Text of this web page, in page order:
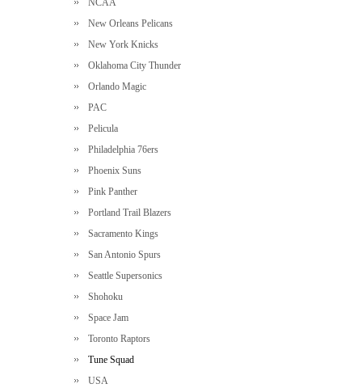
NCAA
New Orleans Pelicans
New York Knicks
Oklahoma City Thunder
Orlando Magic
PAC
Pelicula
Philadelphia 76ers
Phoenix Suns
Pink Panther
Portland Trail Blazers
Sacramento Kings
San Antonio Spurs
Seattle Supersonics
Shohoku
Space Jam
Toronto Raptors
Tune Squad
USA